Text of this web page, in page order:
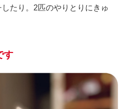
たり。2匹のやりとりにきゅ
す